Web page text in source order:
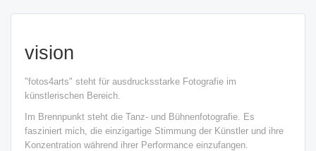
vision
"fotos4arts" steht für ausdrucksstarke Fotografie im
künstlerischen Bereich.
Im Brennpunkt steht die Tanz- und Bühnenfotografie. Es
fasziniert mich, die einzigartige Stimmung der Künstler und ihre
Konzentration während ihrer Performance einzufangen.